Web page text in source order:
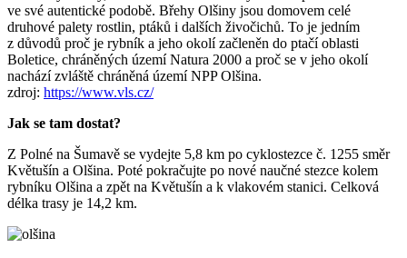
ve své autentické podobě. Břehy Olšiny jsou domovem celé
druhové palety rostlin, ptáků i dalších živočichů. To je jedním
z důvodů proč je rybník a jeho okolí začleněn do ptačí oblasti
Boletice, chráněných území Natura 2000 a proč se v jeho okolí
nachází zvláště chráněná území NPP Olšina.
zdroj: https://www.vls.cz/
Jak se tam dostat?
Z Polné na Šumavě se vydejte 5,8 km po cyklostezce č. 1255 směr
Květušín a Olšina. Poté pokračujte po nové naučné stezce kolem
rybníku Olšina a zpět na Květušín a k vlakovém stanici. Celková
délka trasy je 14,2 km.